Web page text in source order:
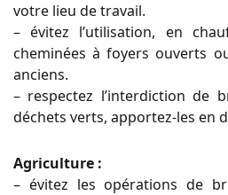
votre lieu de travail.
– évitez l’utilisation, en chau
cheminées à foyers ouverts
anciens.
– respectez l’interdiction de
déchets verts, apportez-les en
Agriculture :
– évitez les opérations de